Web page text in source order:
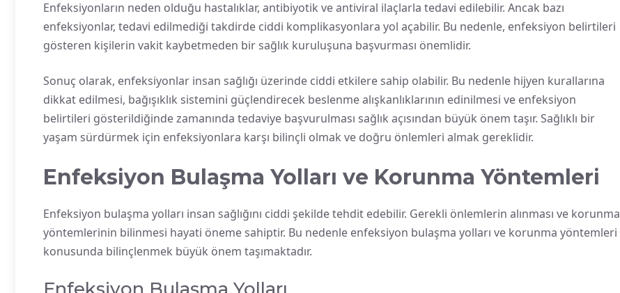
Enfeksiyonların neden olduğu hastalıklar, antibiyotik ve antiviral ilaçlarla tedavi edilebilir. Ancak bazı
enfeksiyonlar, tedavi edilmediği takdirde ciddi komplikasyonlara yol açabilir. Bu nedenle, enfeksiyon belirtileri
gösteren kişilerin vakit kaybetmeden bir sağlık kuruluşuna başvurması önemlidir.
Sonuç olarak, enfeksiyonlar insan sağlığı üzerinde ciddi etkilere sahip olabilir. Bu nedenle hijyen kurallarına
dikkat edilmesi, bağışıklık sistemini güçlendirecek beslenme alışkanlıklarının edinilmesi ve enfeksiyon
belirtileri gösterildiğinde zamanında tedaviye başvurulması sağlık açısından büyük önem taşır. Sağlıklı bir
yaşam sürdürmek için enfeksiyonlara karşı bilinçli olmak ve doğru önlemleri almak gereklidir.
Enfeksiyon Bulaşma Yolları ve Korunma Yöntemleri
Enfeksiyon bulaşma yolları insan sağlığını ciddi şekilde tehdit edebilir. Gerekli önlemlerin alınması ve korunma
yöntemlerinin bilinmesi hayati öneme sahiptir. Bu nedenle enfeksiyon bulaşma yolları ve korunma yöntemleri
konusunda bilinçlenmek büyük önem taşımaktadır.